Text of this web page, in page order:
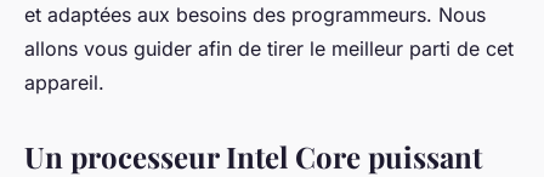
et adaptées aux besoins des programmeurs. Nous
allons vous guider afin de tirer le meilleur parti de cet
appareil.
Un processeur Intel Core puissant